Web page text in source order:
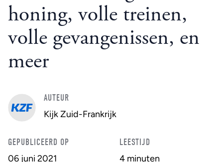
honing, volle treinen,
volle gevangenissen, en
meer
AUTEUR
Kijk Zuid-Frankrijk
GEPUBLICEERD OP
06 juni 2021
LEESTIJD
4 minuten